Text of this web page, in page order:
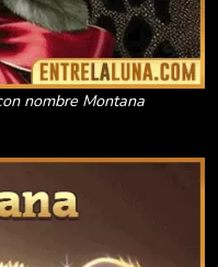
nombre Montana